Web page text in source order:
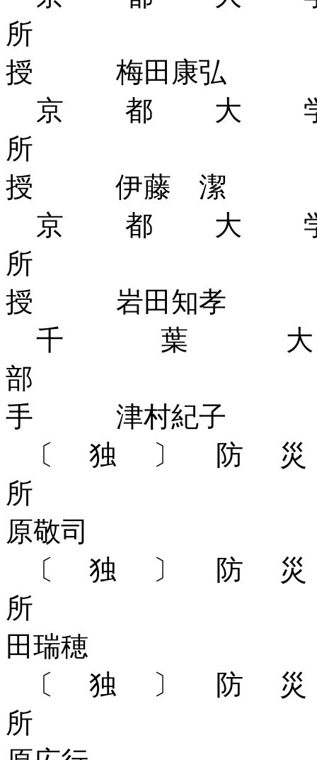
授 梅田康弘
京都大
授 伊藤 潔
京都大
授 岩田知孝
千葉
手 津村紀子
〔独〕防
所 総括
原敬司
〔独〕防
所 研
田瑞穂
〔独〕防
所 主任